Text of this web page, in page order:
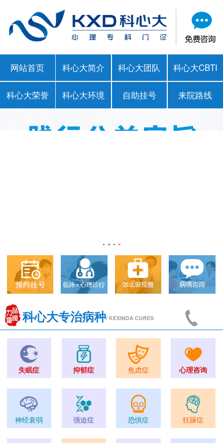
网站首页 科心大简介 科心大团队 科心大CBTI
科心大荣誉 科心大环境 自助挂号 来院路线
科心大专治病种/ KEXINDA CURES
失眠症 抑郁症 焦虑症 心理咨询
神经衰弱 强迫症 恐惧症 狂躁症